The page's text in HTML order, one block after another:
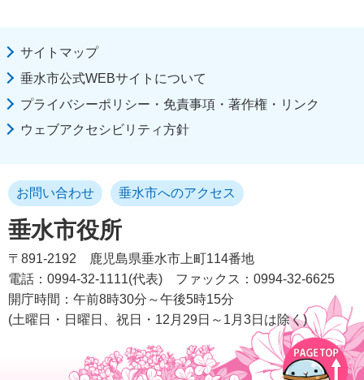
サイトマップ
垂水市公式WEBサイトについて
プライバシーポリシー・免責事項・著作権・リンク
ウェブアクセシビリティ方針
垂水市役所
お問い合わせ 垂水市へのアクセス
〒891-2192
鹿児島県垂水市上町114番地
電話：0994-32-1111(代表)
ファックス：0994-32-6625
開庁時間：午前8時30分～午後5時15分
(土曜日・日曜日、祝日・12月29日～1月3日は除く)